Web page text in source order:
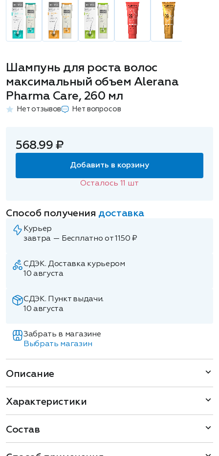
Шампунь для роста волос
максимальный объем Alerana
Pharma Care, 260 мл
Нет отзывов Нет вопросов
568.99 ₽
Добавить в корзину
Осталось 11 шт
Способ получения доставка
Курьер
завтра — Бесплатно от 1150 ₽
СДЭК. Доставка курьером
10 августа
СДЭК. Пункт выдачи.
10 августа
Забрать в магазине
Выбрать магазин
Описание
Характеристики
Состав